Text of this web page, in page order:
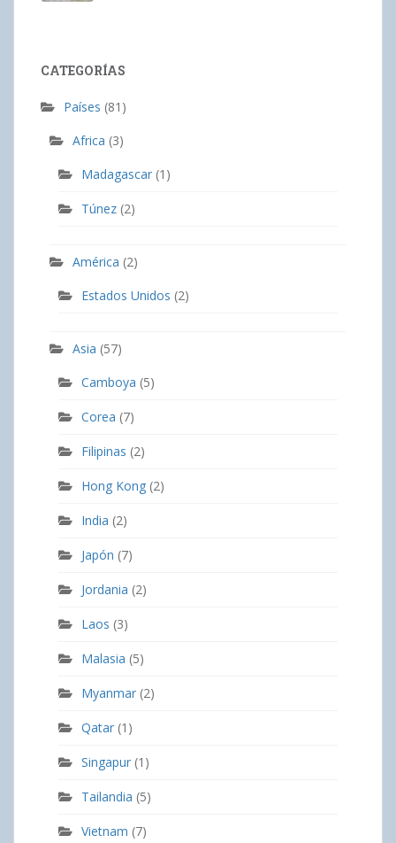
CATEGORÍAS
Países (81)
Africa (3)
Madagascar (1)
Túnez (2)
América (2)
Estados Unidos (2)
Asia (57)
Camboya (5)
Corea (7)
Filipinas (2)
Hong Kong (2)
India (2)
Japón (7)
Jordania (2)
Laos (3)
Malasia (5)
Myanmar (2)
Qatar (1)
Singapur (1)
Tailandia (5)
Vietnam (7)